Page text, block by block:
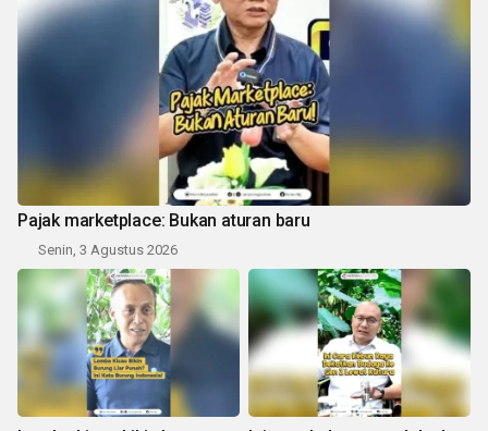
Pajak marketplace: Bukan aturan baru
Senin, 3 Agustus 2026